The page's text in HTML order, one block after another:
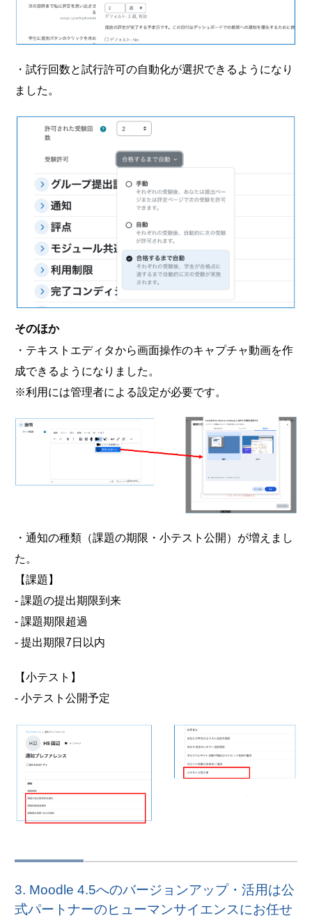
・試行回数と試行許可の自動化が選択できるようになり
ました。
そのほか
・テキストエディタから画面操作のキャプチャ動画を作
成できるようになりました。
※利用には管理者による設定が必要です。
・通知の種類（課題の期限・小テスト公開）が増えまし
た。
【課題】
- 課題の提出期限到来
- 課題期限超過
- 提出期限7日以内
【小テスト】
- 小テスト公開予定
3. Moodle 4.5へのバージョンアップ・活用は公
式パートナーのヒューマンサイエンスにお任せ